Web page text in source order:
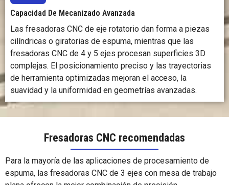
Capacidad De Mecanizado Avanzada
Las fresadoras CNC de eje rotatorio dan forma a piezas
cilíndricas o giratorias de espuma, mientras que las
fresadoras CNC de 4 y 5 ejes procesan superficies 3D
complejas. El posicionamiento preciso y las trayectorias
de herramienta optimizadas mejoran el acceso, la
suavidad y la uniformidad en geometrías avanzadas.
Fresadoras CNC recomendadas
Para la mayoría de las aplicaciones de procesamiento de
espuma, las fresadoras CNC de 3 ejes con mesa de trabajo